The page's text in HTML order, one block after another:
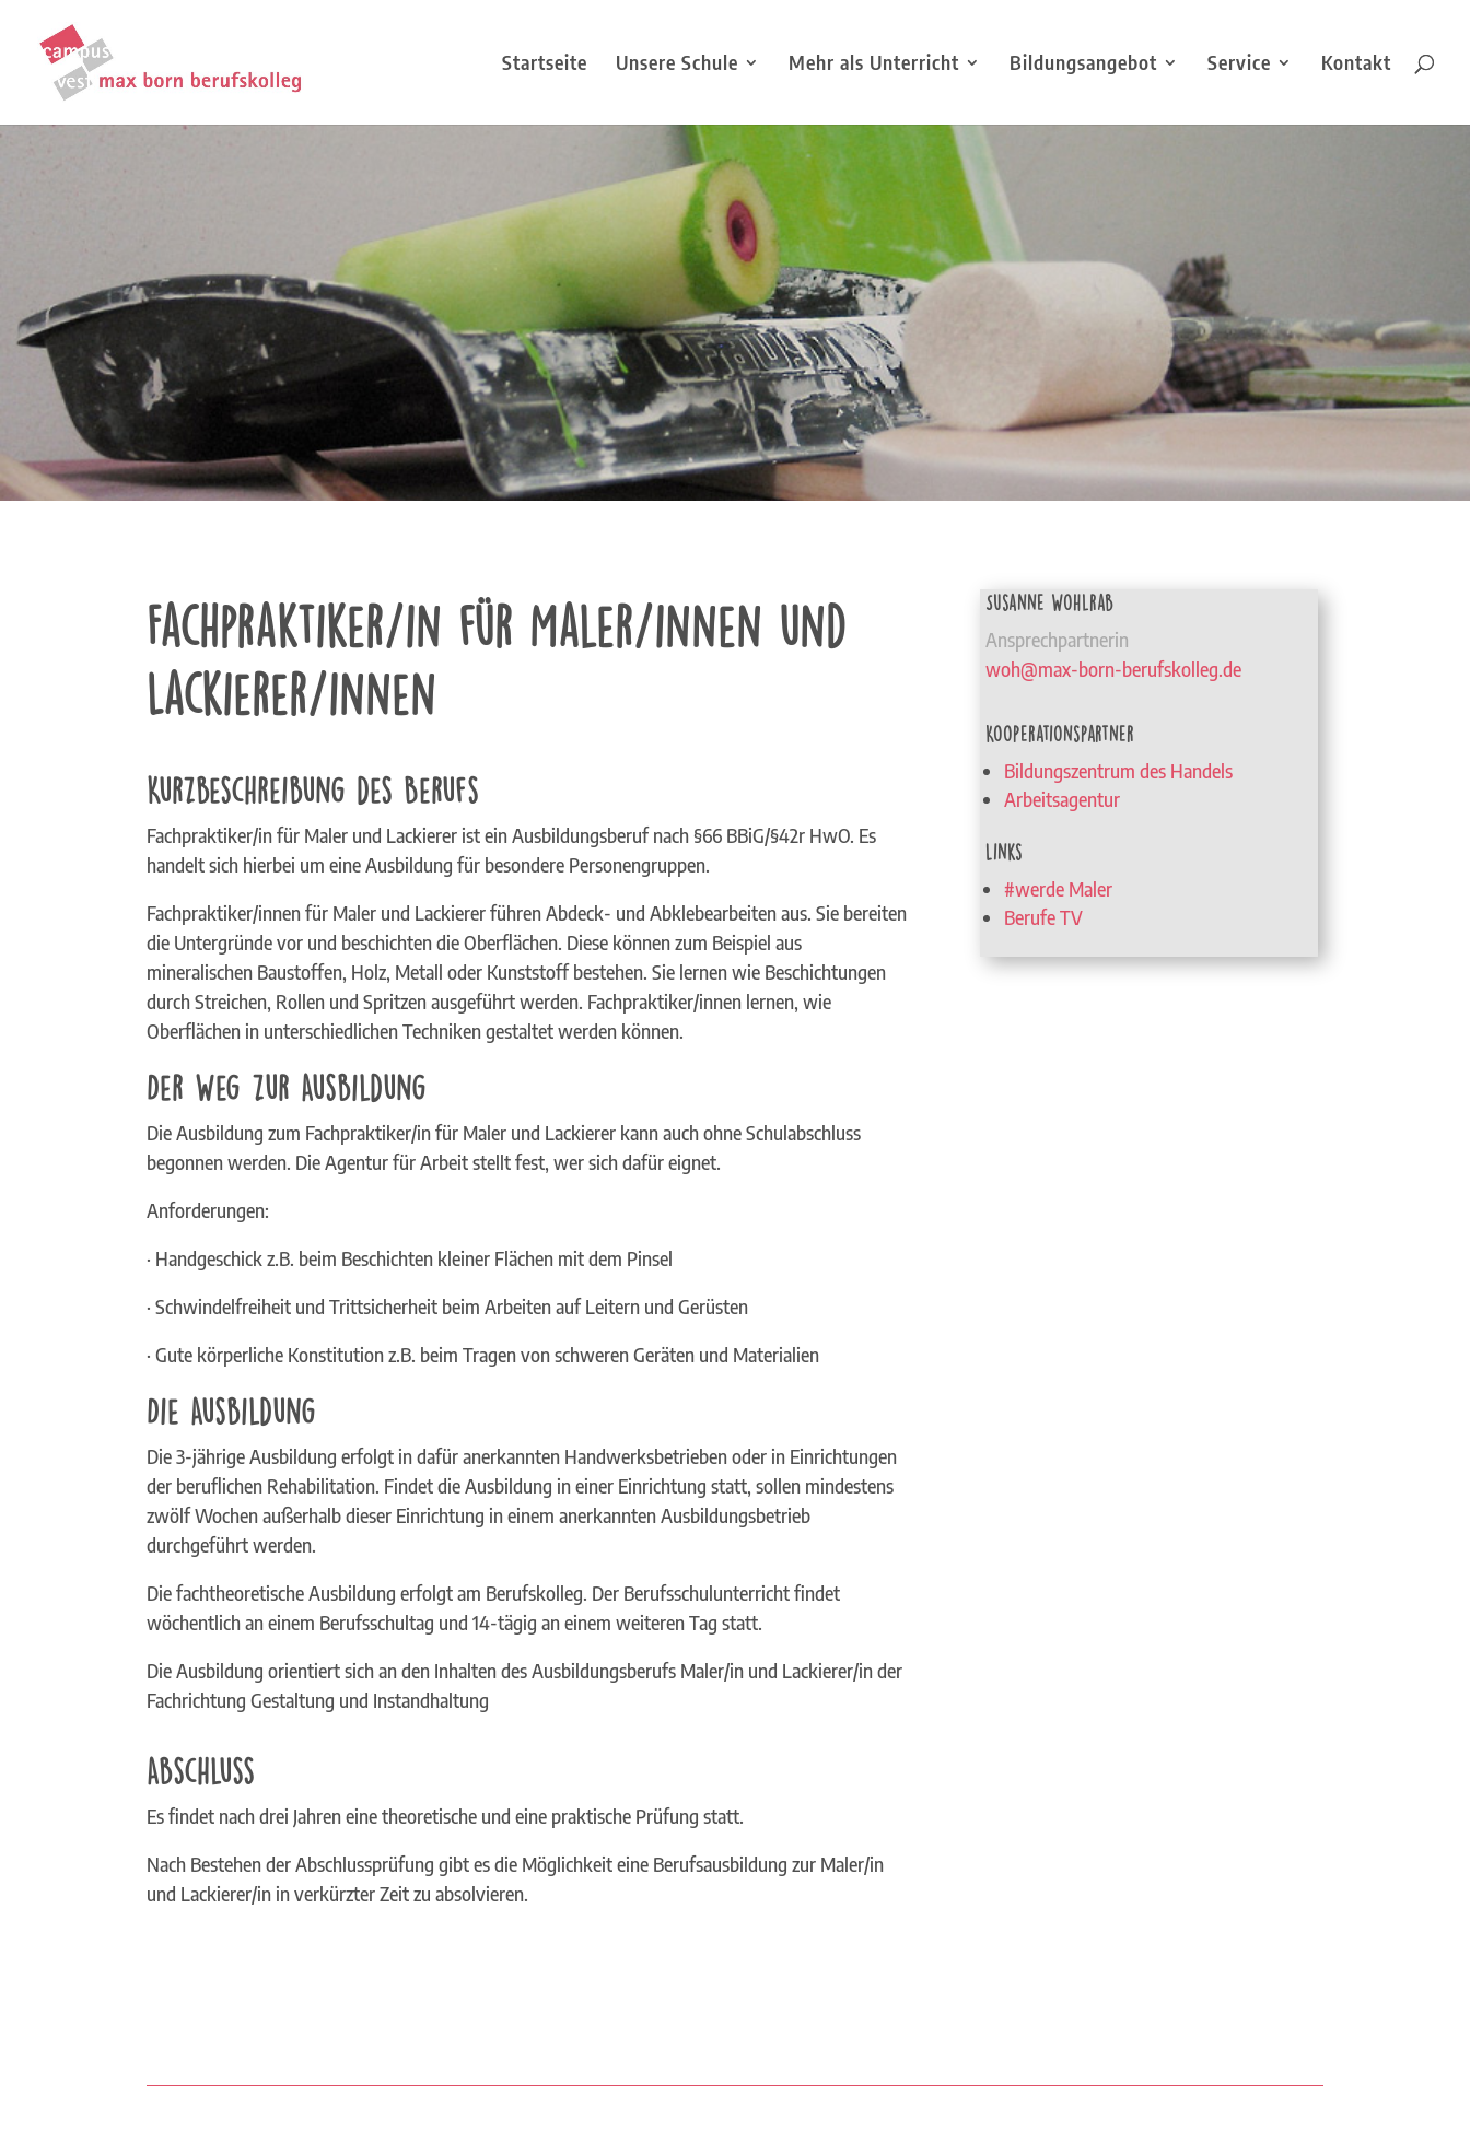
Startseite Unsere Schule Mehr als Unterricht Bildungsangebot Service Kontakt
Fachpraktiker/in für Maler/innen und
Lackierer/innen
Kurzbeschreibung des Berufs
Fachpraktiker/in für Maler und Lackierer ist ein Ausbildungsberuf nach §66 BBiG/§42r HwO. Es
handelt sich hierbei um eine Ausbildung für besondere Personengruppen.
Fachpraktiker/innen für Maler und Lackierer führen Abdeck- und Abklebearbeiten aus. Sie bereiten
die Untergründe vor und beschichten die Oberflächen. Diese können zum Beispiel aus
mineralischen Baustoffen, Holz, Metall oder Kunststoff bestehen. Sie lernen wie Beschichtungen
durch Streichen, Rollen und Spritzen ausgeführt werden. Fachpraktiker/innen lernen, wie
Oberflächen in unterschiedlichen Techniken gestaltet werden können.
Der Weg zur Ausbildung
Die Ausbildung zum Fachpraktiker/in für Maler und Lackierer kann auch ohne Schulabschluss
begonnen werden. Die Agentur für Arbeit stellt fest, wer sich dafür eignet.
Anforderungen:
· Handgeschick z.B. beim Beschichten kleiner Flächen mit dem Pinsel
· Schwindelfreiheit und Trittsicherheit beim Arbeiten auf Leitern und Gerüsten
· Gute körperliche Konstitution z.B. beim Tragen von schweren Geräten und Materialien
Die Ausbildung
Die 3-jährige Ausbildung erfolgt in dafür anerkannten Handwerksbetrieben oder in Einrichtungen
der beruflichen Rehabilitation. Findet die Ausbildung in einer Einrichtung statt, sollen mindestens
zwölf Wochen außerhalb dieser Einrichtung in einem anerkannten Ausbildungsbetrieb
durchgeführt werden.
Die fachtheoretische Ausbildung erfolgt am Berufskolleg. Der Berufsschulunterricht findet
wöchentlich an einem Berufsschultag und 14-tägig an einem weiteren Tag statt.
Die Ausbildung orientiert sich an den Inhalten des Ausbildungsberufs Maler/in und Lackierer/in der
Fachrichtung Gestaltung und Instandhaltung
Abschluss
Es findet nach drei Jahren eine theoretische und eine praktische Prüfung statt.
Nach Bestehen der Abschlussprüfung gibt es die Möglichkeit eine Berufsausbildung zur Maler/in
und Lackierer/in in verkürzter Zeit zu absolvieren.
Susanne Wohlrab
Ansprechpartnerin
woh@max-born-berufskolleg.de
Kooperationspartner
Bildungszentrum des Handels
Arbeitsagentur
Links
#werde Maler
Berufe TV